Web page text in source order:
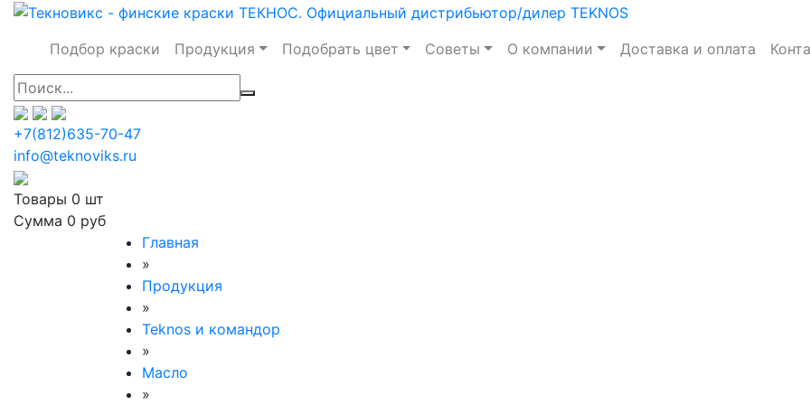
Подбор краски Продукция Подобрать цвет Советы О компании Доставка и оплата
+7(812)635-70-47
info@teknoviks.ru
Товары 0 шт
Сумма 0 руб
Главная
»
Продукция
»
Teknos и командор
»
Масло
»